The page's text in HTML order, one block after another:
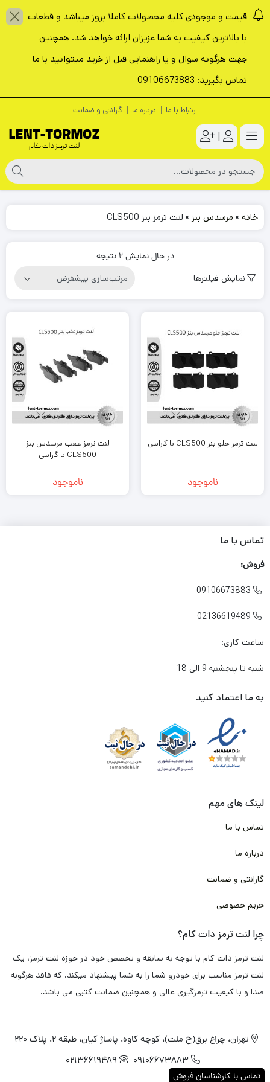
قیمت و موجودی کلیه محصولات کاملا بروز میباشد و قطعات
با بالاترین کیفیت به شما عزیزان ارائه خواهد شد. همچنین
جهت هرگونه سوال و یا راهنمایی قبل از خرید میتوانید با ما
تماس بگیرید: 09106673883
ارتباط با ما درباره ما گارانتی و ضمانت
|
خانه » مرسدس بنز » لنت ترمز بنز CLS500
در حال نمایش 2 نتیجه
نمایش فیلترها
لنت ترمز جلو بنز CLS500 با گارانتی
ناموجود
لنت ترمز عقب مرسدس بنز
CLS500 با گارانتی
ناموجود
تماس با ما
فروش:

09106673883

02136619489
ساعت کاری:
شنبه تا پنجشنبه 9 الی 18
به ما اعتماد کنید
لینک های مهم
تماس با ما
درباره ما
گارانتی و ضمانت
حریم خصوصی
چرا لنت ترمز دات کام؟
لنت ترمز دات کام با توجه به سابقه و تخصص خود در حوزه لنت ترمز، یک
لنت ترمز مناسب برای خودرو شما را به شما پیشنهاد میکند. که فاقد هرگونه
صدا و با کیفیت ترمزگیری عالی و همچنین ضمانت کتبی می باشد.
تهران، چراغ برق(خ ملت)، کوچه کاوه، پاساژ کیان، طبقه 2، پلاک 220
09106673883
02136619489
تماس با کارشناسان فروش